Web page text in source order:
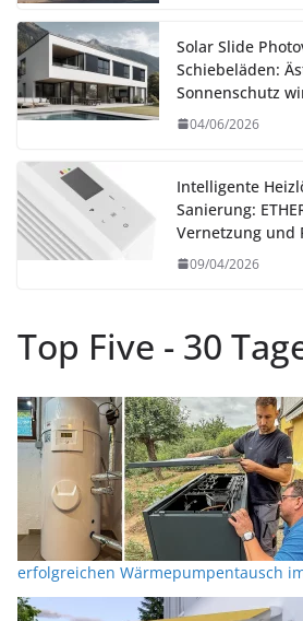
Solar Slide
Schiebeläden:
Sonnenschutz
04/06/2026
Intelligente
Sanierung:
Vernetzung und
09/04/2026
Top Five - 30
erfolgreichen Wärmepumpentausch